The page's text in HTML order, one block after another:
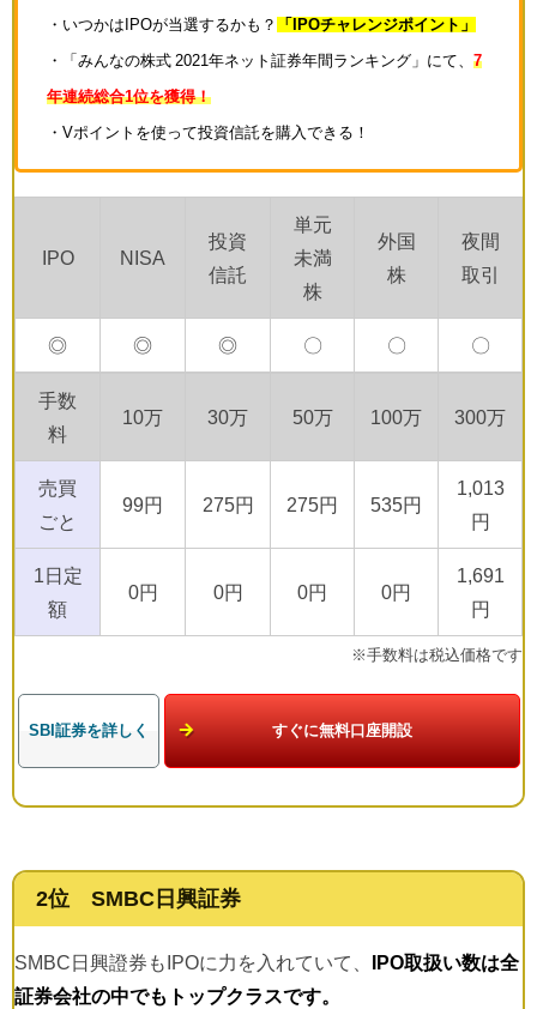
・いつかはIPOが当選するかも？ 「IPOチャレンジポイント」
・「みんなの株式 2021年ネット証券年間ランキング」にて、 7
年連続総合1位を獲得！
・Vポイントを使って投資信託を購入できる！
IPO NISA
投資
信託
単元
未満
株
外国
株
夜間
取引
◎ ◎ ◎ 〇 〇 〇
手数
料
10万 30万 50万 100万 300万
売買
ごと
99円 275円 275円 535円
1,013
円
1日定
額
0円 0円 0円 0円
1,691
円
※手数料は税込価格です
SBI証券を詳しく すぐに無料口座開設
2位 SMBC日興証券
SMBC日興證券もIPOに力を入れていて、
IPO取扱い数は全
証券会社の中でもトップクラスです。